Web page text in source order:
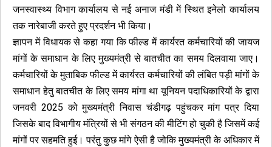
जनस्वास्थ्य विभाग कार्यालय से नई अनाज मंडी में स्थित इनेलो कार्यालय
तक नारेबाजी करते हुए प्रदर्शन भी किया।
ज्ञापन में विधायक से कहा गया कि फील्ड में कार्यरत कर्मचारियों की जायज
मांगों के समाधान के लिए मुख्यमंत्री से बातचीत का समय दिलवाया जाए।
कर्मचारियों के मुताबिक फील्ड में कार्यरत कर्मचारियों की लंबित पड़ी मांगों के
समाधान हेतु बातचीत के लिए समय मांगा था यूनियन पदाधिकारियों के द्वारा
जनवरी 2025 को मुख्यमंत्री निवास चंडीगढ़ पहुंचकर मांग पत्र दिया
जिसके बाद विभागीय मंत्रियों से भी संगठन की मीटिंग हो चुकी है जिसमें कई
मांगों पर सहमति हुई। परंतु कुछ मांगे ऐसी है जोकि मुख्यमंत्री के अधिकार में